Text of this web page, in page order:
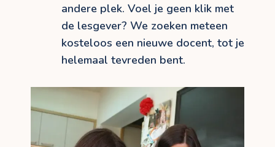
andere plek. Voel je geen klik met
de lesgever? We zoeken meteen
kosteloos een nieuwe docent, tot je
helemaal tevreden bent.